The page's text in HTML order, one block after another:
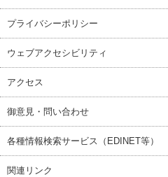
プライバシーポリシー
ウェブアクセシビリティ
アクセス
御意見・問い合わせ
各種情報検索サービス（EDINET等）
関連リンク